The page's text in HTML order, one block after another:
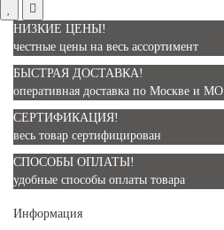
НИЗКИЕ ЦЕНЫ!
честные цены на весь ассортимент
БЫСТРАЯ ДОСТАВКА!
оперативная доставка по Москве и МО
СЕРТИФИКАЦИЯ!
весь товар сертифицирован
СПОСОБЫ ОПЛАТЫ!
удобные способы оплаты товара
Информация